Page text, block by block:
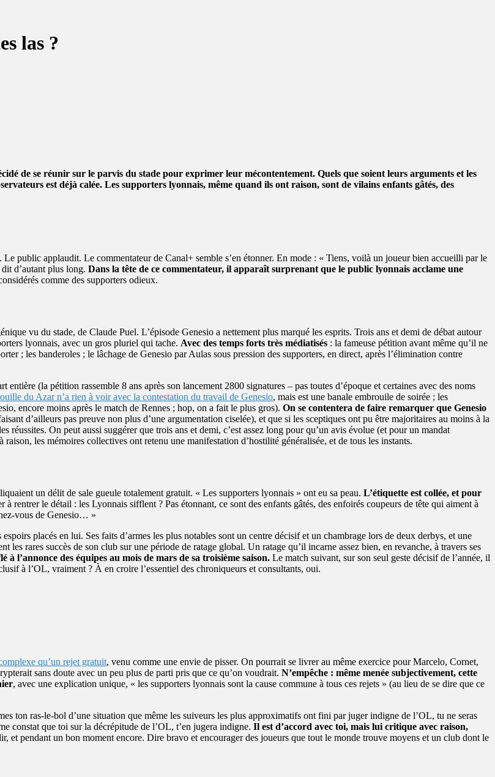
las ?
de se réunir sur le parvis du stade pour exprimer leur mécontentement. Quels que soient leurs arguments et les
est déjà calée. Les supporters lyonnais, même quand ils ont raison, sont de vilains enfants gâtés, des
public applaudit. Le commentateur de Canal+ semble s’en étonner. En mode : « Tiens, voilà un joueur bien accueilli par le
d’autant plus long. Dans la tête de ce commentateur, il apparaît surprenant que le public lyonnais acclame une
comme des supporters odieux.
vu du stade, de Claude Puel. L’épisode Genesio a nettement plus marqué les esprits. Trois ans et demi de débat autour
lyonnais, avec un gros pluriel qui tache. Avec des temps forts très médiatisés : la fameuse pétition avant même qu’il ne
; les banderoles ; le lâchage de Genesio par Aulas sous pression des supporters, en direct, après l’élimination contre
(la pétition rassemble 8 ans après son lancement 2800 signatures – pas toutes d’époque et certaines avec des noms
du Azar n’a rien à voir avec la contestation du travail de Genesio, mais est une banale embrouile de soirée ; les
encore moins après le match de Rennes ; hop, on a fait le plus gros). On se contentera de faire remarquer que Genesio
d’ailleurs pas preuve non plus d’une argumentation ciselée), et que si les sceptiques ont pu être majoritaires au moins à la
réussites. On peut aussi suggérer que trois ans et demi, c’est assez long pour qu’un avis évolue (et pour un mandat
les mémoires collectives ont retenu une manifestation d’hostilité généralisée, et de tous les instants.
un délit de sale gueule totalement gratuit. « Les supporters lyonnais » ont eu sa peau. L’étiquette est collée, et pour
rentrer le détail : les Lyonnais sifflent ? Pas étonnant, ce sont des enfants gâtés, des enfoirés coupeurs de tête qui aiment à
vous de Genesio… »
placés en lui. Ses faits d’armes les plus notables sont un centre décisif et un chambrage lors de deux derbys, et une
rares succès de son club sur une période de ratage global. Un ratage qu’il incarne assez bien, en revanche, à travers ses
à l’annonce des équipes au mois de mars de sa troisième saison. Le match suivant, sur son seul geste décisif de l’année, il
à l’OL, vraiment ? À en croire l’essentiel des chroniqueurs et consultants, oui.
qu’un rejet gratuit, venu comme une envie de pisser. On pourrait se livrer au même exercice pour Marcelo, Cornet,
sans doute avec un peu plus de parti pris que ce qu’on voudrait. N’empêche : même menée subjectivement, cette
, avec une explication unique, « les supporters lyonnais sont la cause commune à tous ces rejets » (au lieu de se dire que ce
ton ras-le-bol d’une situation que même les suiveurs les plus approximatifs ont fini par juger indigne de l’OL, tu ne seras
constat que toi sur la décrépitude de l’OL, t’en jugera indigne. Il est d’accord avec toi, mais lui critique avec raison,
et pendant un bon moment encore. Dire bravo et encourager des joueurs que tout le monde trouve moyens et un club dont le